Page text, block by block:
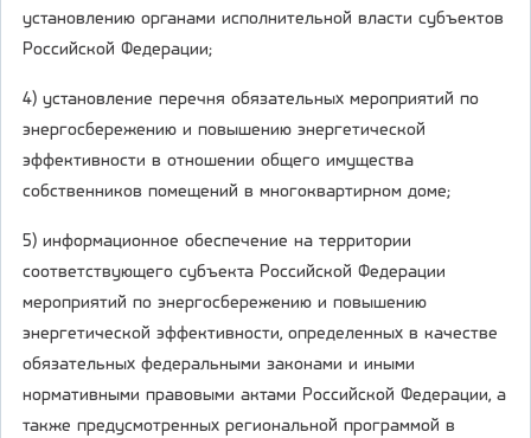
установлению органами исполнительной власти субъектов
Российской Федерации;
4) установление перечня обязательных мероприятий по
энергосбережению и повышению энергетической
эффективности в отношении общего имущества
собственников помещений в многоквартирном доме;
5) информационное обеспечение на территории
соответствующего субъекта Российской Федерации
мероприятий по энергосбережению и повышению
энергетической эффективности, определенных в качестве
обязательных федеральными законами и иными
нормативными правовыми актами Российской Федерации, а
также предусмотренных региональной программой в